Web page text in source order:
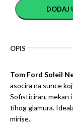
DODAJ
OPIS
Tom Ford Soleil
asocira na sunce
Sofisticiran, mekan
tihog glamura.
mirise.